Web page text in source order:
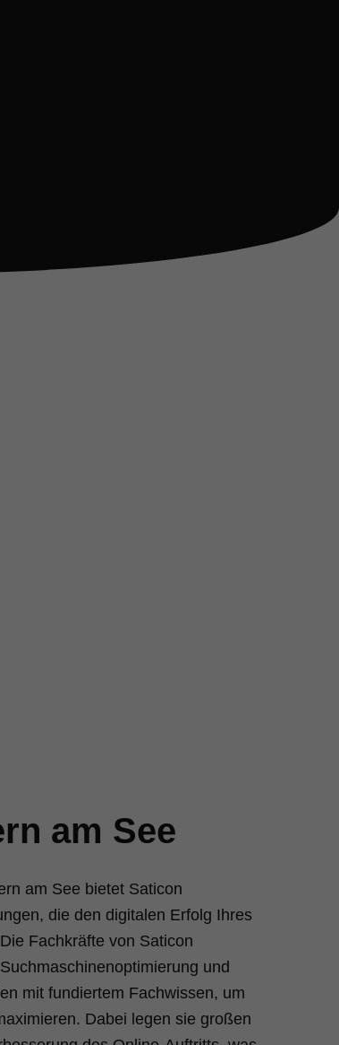
am See
am See bietet Saticon
die den digitalen Erfolg Ihres
Fachkräfte von Saticon
und
mit fundiertem Fachwissen, um
Dabei legen sie großen